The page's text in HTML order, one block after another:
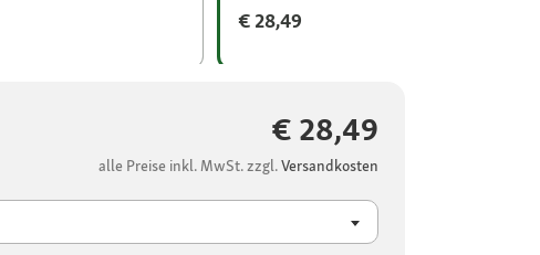
€ 28,49
€ 28,49
alle Preise inkl. MwSt. zzgl.Versandkosten